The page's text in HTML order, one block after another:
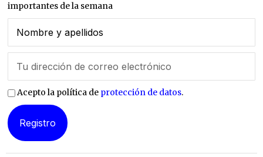
importantes de la semana
Acepto la política de protección de datos.